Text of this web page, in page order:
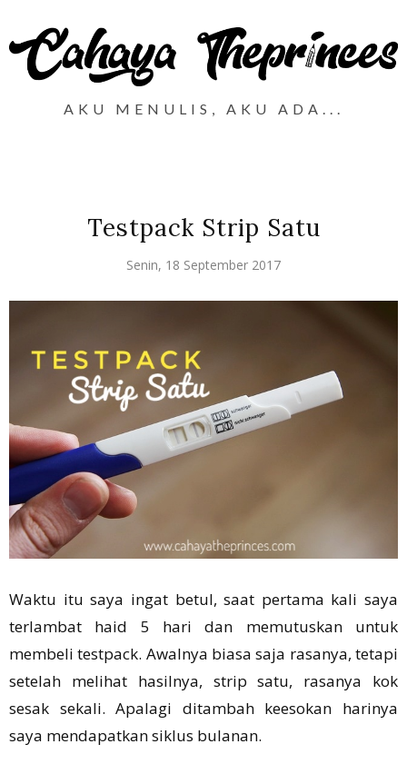
AKU MENULIS, AKU ADA...
Testpack Strip Satu
Senin, 18 September 2017
Waktu itu saya ingat betul, saat pertama kali saya
terlambat haid 5 hari dan memutuskan untuk
membeli testpack. Awalnya biasa saja rasanya, tetapi
setelah melihat hasilnya, strip satu, rasanya kok
sesak sekali. Apalagi ditambah keesokan harinya
saya mendapatkan siklus bulanan.